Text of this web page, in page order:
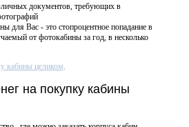
документов, требующих в
для Вас - это стопроцентное попадание в
от фотокабины за год, в несколько
кабины целиком,
на покупку кабины